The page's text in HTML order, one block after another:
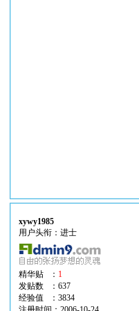
xywy1985
用户头衔：进士
精华贴 ： 1
发贴数 ：637
经验值 ：3834